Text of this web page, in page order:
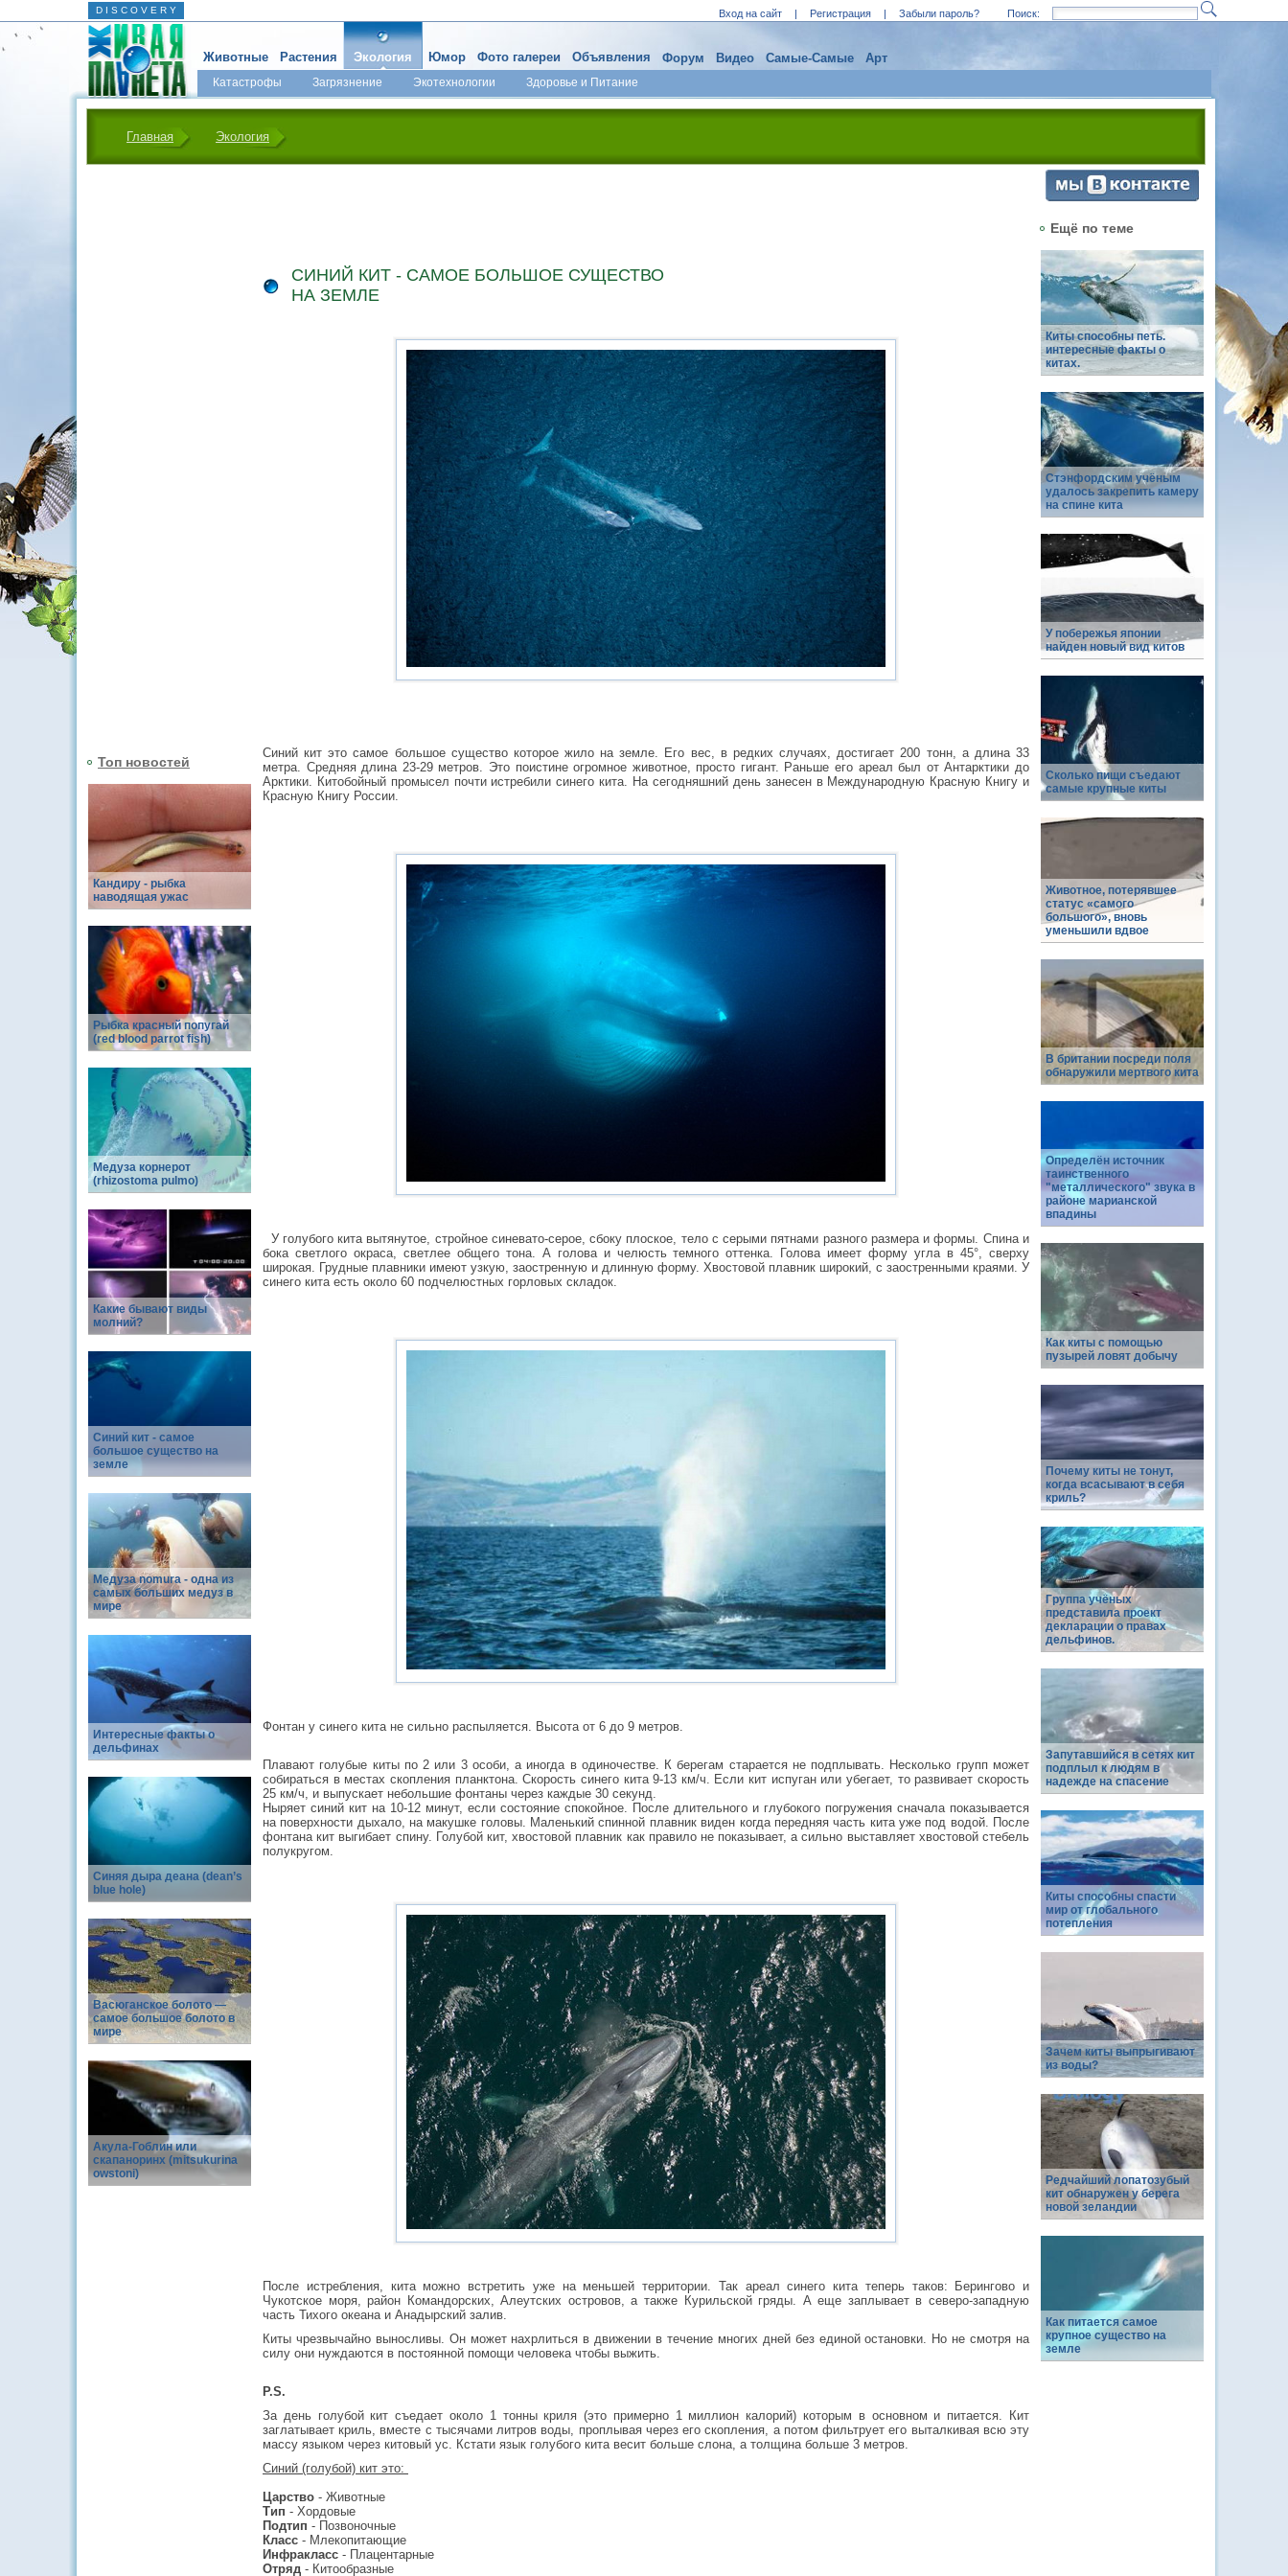
D I S C O V E R Y Вход на сайт | Регистрация | Забыли пароль? Поиск:
Животные Растения Экология
Катастрофы Загрязнение Экотехнологии Здоровье и Питание
Юмор Фото галереи Объявления Форум Видео Самые-Самые Арт
Главная Экология
Топ новостей
Кандиру - рыбка
наводящая ужас
Рыбка красный попугай
(red blood parrot fish)
Медуза корнерот
(rhizostoma pulmo)
Какие бывают виды
молний?
Синий кит - самое
большое существо на
земле
Медуза nomura - одна из
самых больших медуз в
мире
Интересные факты о
дельфинах
Синяя дыра деана (dean’s
blue hole)
Васюганское болото —
самое большое болото в
мире
Акула-Гоблин или
скапаноринх (mitsukurina
owstoni)
СИНИЙ КИТ - САМОЕ БОЛЬШОЕ СУЩЕСТВО
НА ЗЕМЛЕ
Синий кит это самое большое существо которое жило на земле. Его вес, в редких случаях, достигает 200 тонн, а длина 33
метра. Средняя длина 23-29 метров. Это поистине огромное животное, просто гигант. Раньше его ареал был от Антарктики до
Арктики. Китобойный промысел почти истребили синего кита. На сегодняшний день занесен в Международную Красную Книгу и
Красную Книгу России.
У голубого кита вытянутое, стройное синевато-серое, сбоку плоское, тело с серыми пятнами разного размера и формы. Спина и
бока светлого окраса, светлее общего тона. А голова и челюсть темного оттенка. Голова имеет форму угла в 45°, сверху
широкая. Грудные плавники имеют узкую, заостренную и длинную форму. Хвостовой плавник широкий, с заостренными краями. У
синего кита есть около 60 подчелюстных горловых складок.
Фонтан у синего кита не сильно распыляется. Высота от 6 до 9 метров.
Плавают голубые киты по 2 или 3 особи, а иногда в одиночестве. К берегам старается не подплывать. Несколько групп может
собираться в местах скопления планктона. Скорость синего кита 9-13 км/ч. Если кит испуган или убегает, то развивает скорость
25 км/ч, и выпускает небольшие фонтаны через каждые 30 секунд.
Ныряет синий кит на 10-12 минут, если состояние спокойное. После длительного и глубокого погружения сначала показывается
на поверхности дыхало, на макушке головы. Маленький спинной плавник виден когда передняя часть кита уже под водой. После
фонтана кит выгибает спину. Голубой кит, хвостовой плавник как правило не показывает, а сильно выставляет хвостовой стебель
полукругом.
После истребления, кита можно встретить уже на меньшей территории. Так ареал синего кита теперь таков: Берингово и
Чукотское моря, район Командорских, Алеутских островов, а также Курильской гряды. А еще заплывает в северо-западную
часть Тихого океана и Анадырский залив.
Киты чрезвычайно выносливы. Он может нахрлиться в движении в течение многих дней без единой остановки. Но не смотря на
силу они нуждаются в постоянной помощи человека чтобы выжить.
P.S.
За день голубой кит съедает около 1 тонны криля (это примерно 1 миллион калорий) которым в основном и питается. Кит
заглатывает криль, вместе с тысячами литров воды, проплывая через его скопления, а потом фильтрует его выталкивая всю эту
массу языком через китовый ус. Кстати язык голубого кита весит больше слона, а толщина больше 3 метров.
Синий (голубой) кит это:
Царство - Животные
Тип - Хордовые
Подтип - Позвоночные
Класс - Млекопитающие
Инфракласс - Плацентарные
Отряд - Китообразные
Ещё по теме
Киты способны петь.
интересные факты о
китах.
Стэнфордским учёным
удалось закрепить камеру
на спине кита
У побережья японии
найден новый вид китов
Сколько пищи съедают
самые крупные киты
Животное, потерявшее
статус «самого
большого», вновь
уменьшили вдвое
В британии посреди поля
обнаружили мертвого кита
Определён источник
таинственного
"металлического" звука в
районе марианской
впадины
Как киты с помощью
пузырей ловят добычу
Почему киты не тонут,
когда всасывают в себя
криль?
Группа учёных
представила проект
декларации о правах
дельфинов.
Запутавшийся в сетях кит
подплыл к людям в
надежде на спасение
Киты способны спасти
мир от глобального
потепления
Зачем киты выпрыгивают
из воды?
Редчайший лопатозубый
кит обнаружен у берега
новой зеландии
Как питается самое
крупное существо на
земле